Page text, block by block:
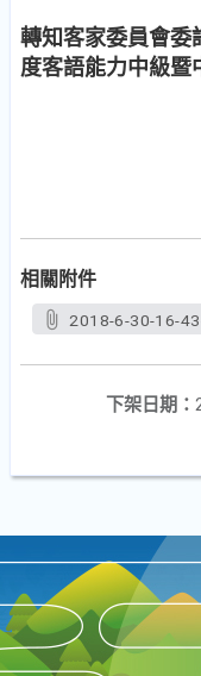
轉知客家委員會委
度客語能力中級暨
相關附件
2018-6-30-16-
下架日期：